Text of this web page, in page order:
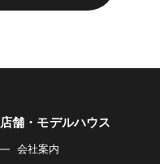
店舗・モデルハウス
会社案内